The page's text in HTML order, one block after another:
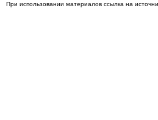
При использовании материалов ссылка на